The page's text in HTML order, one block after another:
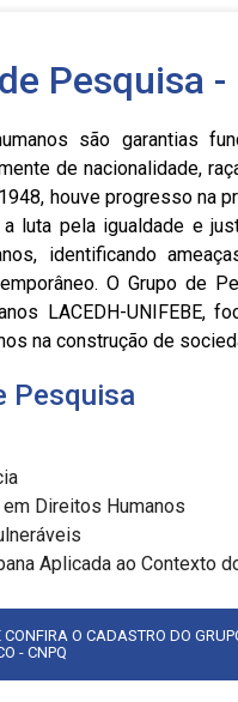
Pesquisa
são garantias
de nacionalidade,
houve progresso na
luta pela igualdade e
identificando
O Grupo de
LACEDH-UNIFEBE,
na construção de
Pesquisa
em Direitos Humanos
Aplicada ao Contexto
CONFIRA O CADASTRO DO
- CNPQ